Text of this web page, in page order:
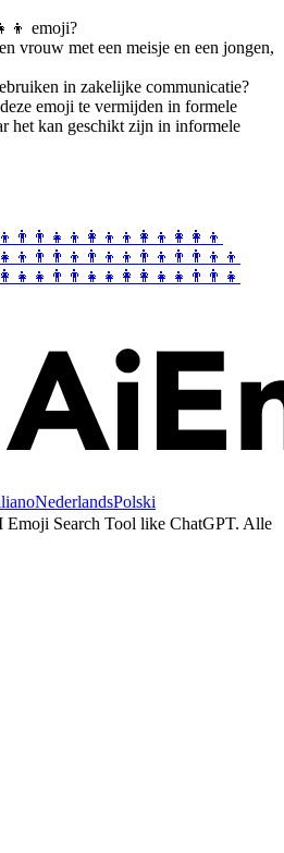
emoji?
vrouw met een meisje en een jongen,
in zakelijke communicatie?
emoji te vermijden in formele
het kan geschikt zijn in informele
👨‍👨‍👧‍👦 👩‍👦‍👦 👩‍👦 👩‍👩‍👦
👨‍👨‍👦 👨‍👦‍👦 👨‍👦 👨‍👨‍👦‍👦
👨‍👨‍👧‍👧 👩‍👩‍👧‍👧 👨‍👨‍👧
NederlandsPolski
Search Tool like ChatGPT. Alle